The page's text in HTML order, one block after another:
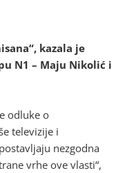
kazala je
N1 – Maju Nikolić i
odluke o
televizije i
nezgodna
vrhe ove vlasti“,